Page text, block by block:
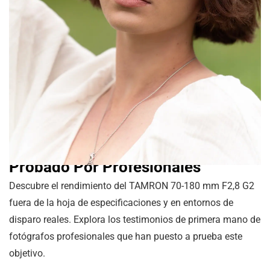
Probado Por Profesionales
Descubre el rendimiento del TAMRON 70-180 mm F2,8 G2
fuera de la hoja de especificaciones y en entornos de
disparo reales. Explora los testimonios de primera mano de
fotógrafos profesionales que han puesto a prueba este
objetivo.